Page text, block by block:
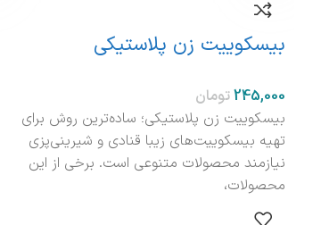
بیسکوییت زن پلاستیکی
تومان
بیسکوییت زن پلاستیکی؛ ساده‌ترین روش برای
تهیه بیسکوییت‌های زیبا قنادی و شیرینی‌پزی
نیازمند محصولات متنوعی است. برخی از این
محصولات،